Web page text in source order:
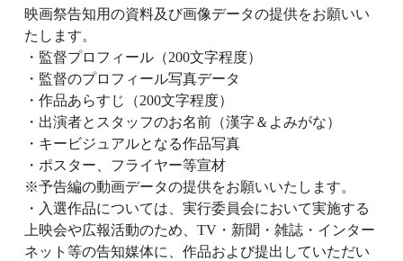
映画祭告知用の資料及び画像データの提供をお願いい
たします。
・監督プロフィール（200文字程度）
・監督のプロフィール写真データ
・作品あらすじ（200文字程度）
・出演者とスタッフのお名前（漢字＆よみがな）
・キービジュアルとなる作品写真
・ポスター、フライヤー等宣材
※予告編の動画データの提供をお願いいたします。
・入選作品については、実行委員会において実施する
上映会や広報活動のため、TV・新聞・雑誌・インター
ネット等の告知媒体に、作品および提出していただい